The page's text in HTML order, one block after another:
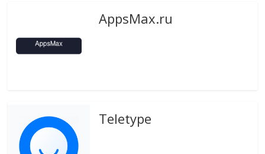
AppsMax.ru
Teletype